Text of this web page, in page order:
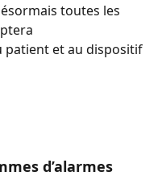
toutes les
et au dispositif
d’alarmes